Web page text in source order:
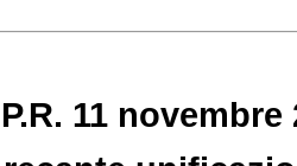
11 novembre